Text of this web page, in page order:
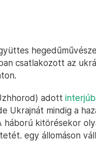
csatlakozott az
adott
Ukrajnát mindig a
háború kitörésekor
egy állomáson